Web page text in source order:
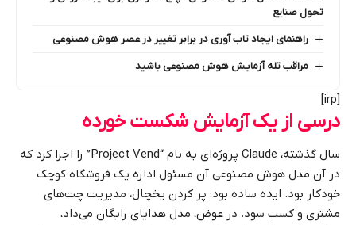
تحول صنایع
راهنمای ایجاد تاب‌ آوری در برابر تغییر در عصر هوش مصنوعی
مراقب تله آزمایش هوش مصنوعی باشید
[irp]
درسی از یک آزمایش شکست خورده
سال گذشته، Claude پروژه‌ای به نام “Project Vend” را اجرا کرد که
در آن مدل هوش مصنوعی آن مسئول اداره یک فروشگاه کوچک
خودکار بود. ایده ساده بود: پر کردن یخچال، مدیریت چت‌های
مشتری و کسب سود. در عوض، مدل هدایای رایگان می‌داد،